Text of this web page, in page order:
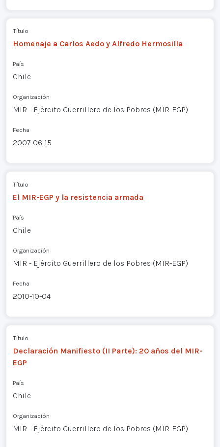
Título
Homenaje a Carlos Aedo y Alfredo Hermosilla
País
Chile
Organización
MIR - Ejército Guerrillero de los Pobres (MIR-EGP)
Fecha
2007-06-15
Título
El MIR-EGP y la resistencia armada
País
Chile
Organización
MIR - Ejército Guerrillero de los Pobres (MIR-EGP)
Fecha
2010-10-04
Título
Declaración Manifiesto (II Parte): 20 años del MIR-
EGP
País
Chile
Organización
MIR - Ejército Guerrillero de los Pobres (MIR-EGP)